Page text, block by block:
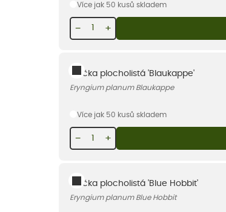
Více jak 50 kusů skladem
+
−
Máčka plocholistá 'Blaukappe'
Eryngium planum Blaukappe
Více jak 50 kusů skladem
+
−
Máčka plocholistá 'Blue Hobbit'
Eryngium planum Blue Hobbit